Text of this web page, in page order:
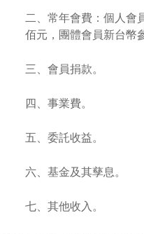
二、常年會費：個人會
佰元，團體會員新台幣
三、會員捐款。
四、事業費。
五、委託收益。
六、基金及其孳息。
七、其他收入。